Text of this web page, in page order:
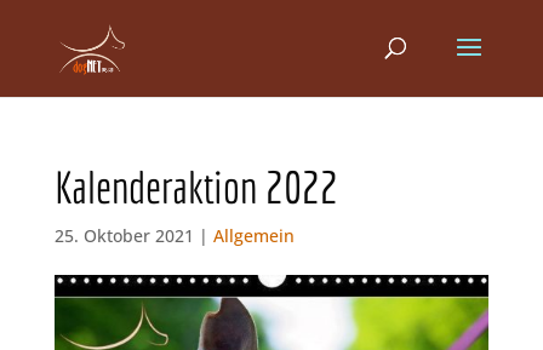
Kalenderaktion 2022
25. Oktober 2021 | Allgemein